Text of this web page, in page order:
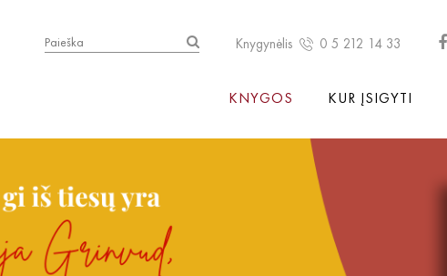
Knygynėlis 0 5 212 14 33
KNYGOS KUR ĮSIGYTI